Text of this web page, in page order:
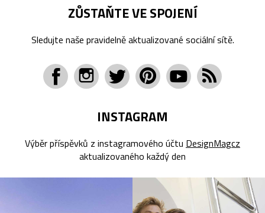
ZŮSTAŇTE VE SPOJENÍ
Sledujte naše pravidelně aktualizované sociální sítě.
INSTAGRAM
Výběr příspěvků z instagramového účtu DesignMagcz
aktualizovaného každý den